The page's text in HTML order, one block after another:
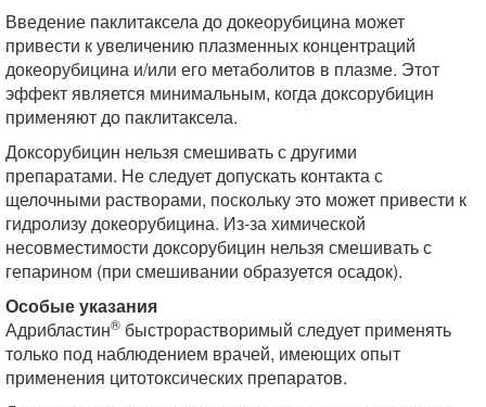
Введение паклитаксела до докеорубицина может
привести к увеличению плазменных концентраций
докеорубицина и/или его метаболитов в плазме. Этот
эффект является минимальным, когда доксорубицин
применяют до паклитаксела.
Доксорубицин нельзя смешивать с другими
препаратами. Не следует допускать контакта с
щелочными растворами, поскольку это может привести к
гидролизу докеорубицина. Из-за химической
несовместимости доксорубицин нельзя смешивать с
гепарином (при смешивании образуется осадок).
Особые указания
Адрибластин® быстрорастворимый следует применять
только под наблюдением врачей, имеющих опыт
применения цитотоксических препаратов.